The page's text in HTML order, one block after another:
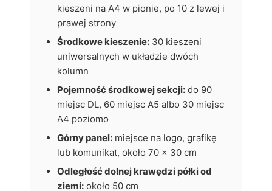
kieszeni na A4 w pionie, po 10 z lewej i
prawej strony
Środkowe kieszenie: 30 kieszeni
uniwersalnych w układzie dwóch
kolumn
Pojemność środkowej sekcji: do 90
miejsc DL, 60 miejsc A5 albo 30 miejsc
A4 poziomo
Górny panel: miejsce na logo, grafikę
lub komunikat, około 70 x 30 cm
Odległość dolnej krawędzi półki od
ziemi: około 50 cm